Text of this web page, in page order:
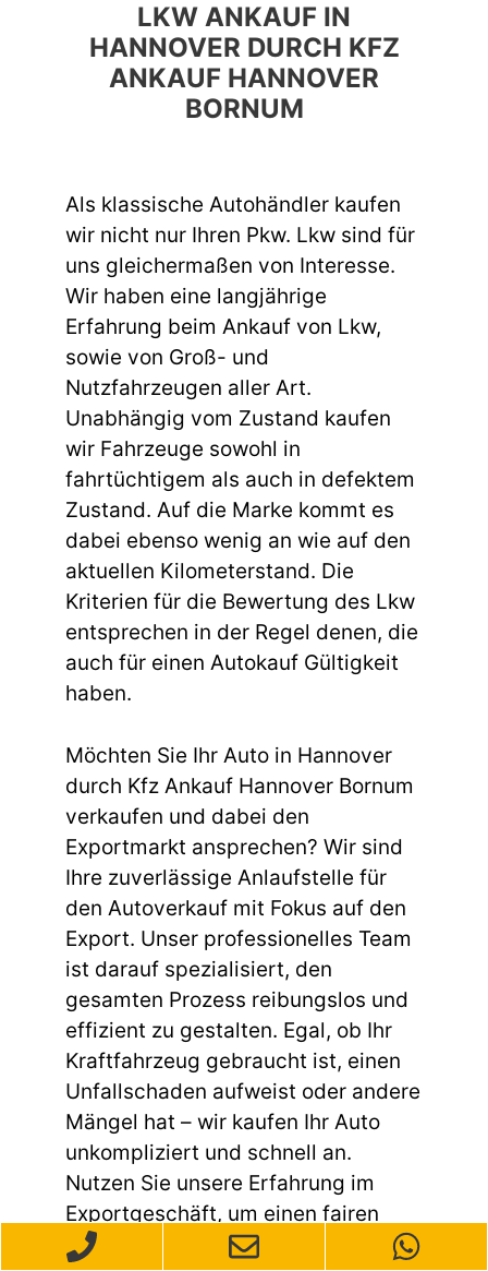
LKW ANKAUF IN
HANNOVER DURCH KFZ
ANKAUF HANNOVER
BORNUM
Als klassische Autohändler kaufen
wir nicht nur Ihren Pkw. Lkw sind für
uns gleichermaßen von Interesse.
Wir haben eine langjährige
Erfahrung beim Ankauf von Lkw,
sowie von Groß- und
Nutzfahrzeugen aller Art.
Unabhängig vom Zustand kaufen
wir Fahrzeuge sowohl in
fahrtüchtigem als auch in defektem
Zustand. Auf die Marke kommt es
dabei ebenso wenig an wie auf den
aktuellen Kilometerstand. Die
Kriterien für die Bewertung des Lkw
entsprechen in der Regel denen, die
auch für einen Autokauf Gültigkeit
haben.
Möchten Sie Ihr Auto in Hannover
durch Kfz Ankauf Hannover Bornum
verkaufen und dabei den
Exportmarkt ansprechen? Wir sind
Ihre zuverlässige Anlaufstelle für
den Autoverkauf mit Fokus auf den
Export. Unser professionelles Team
ist darauf spezialisiert, den
gesamten Prozess reibungslos und
effizient zu gestalten. Egal, ob Ihr
Kraftfahrzeug gebraucht ist, einen
Unfallschaden aufweist oder andere
Mängel hat – wir kaufen Ihr Auto
unkompliziert und schnell an.
Nutzen Sie unsere Erfahrung im
Exportgeschäft, um einen fairen
Preis für Ihr Fahrzeug zu erhalten.